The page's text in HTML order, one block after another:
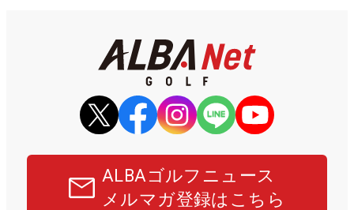
ALBAゴルフニュース
メルマガ登録はこちら